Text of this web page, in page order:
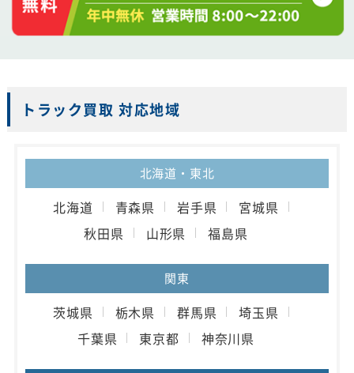
トラック買取 対応地域
北海道・東北
北海道 青森県 岩手県
宮城県
秋田県
山形県 福島県
関東
茨城県 栃木県 群馬県
埼玉県
千葉県
東京都 神奈川県